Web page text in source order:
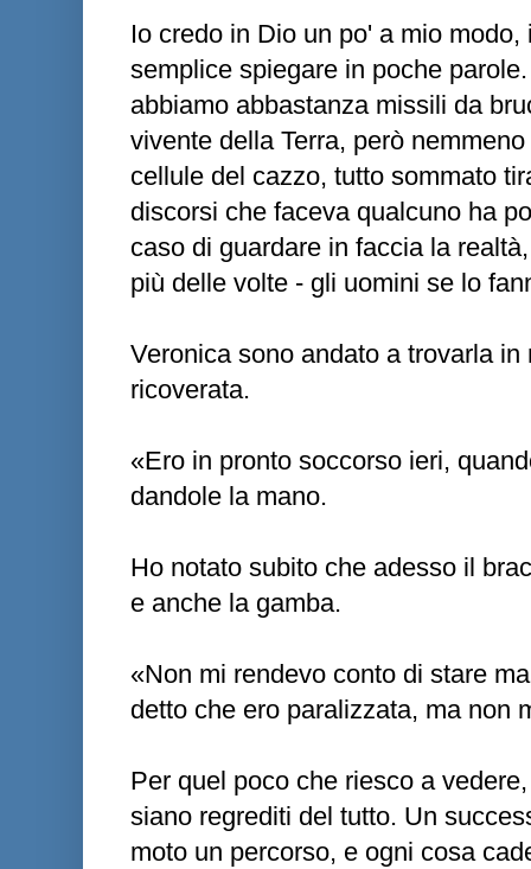
Io credo in Dio un po' a mio
semplice spiegare in poche
abbiamo abbastanza missili da
vivente della Terra, però
cellule del cazzo, tutto sommato
discorsi che faceva qualcuno ha
caso di guardare in faccia la
più delle volte - gli uomini se lo
Veronica sono andato a trovarla
ricoverata.
«Ero in pronto soccorso ieri,
dandole la mano.
Ho notato subito che adesso il
e anche la gamba.
«Non mi rendevo conto di stare
detto che ero paralizzata, ma non
Per quel poco che riesco a
siano regrediti del tutto. Un
moto un percorso, e ogni cosa